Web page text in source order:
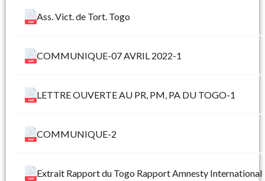
Ass. Vict. de Tort. Togo
COMMUNIQUE-07 AVRIL 2022-1
LETTRE OUVERTE AU PR, PM, PA DU TOGO-1
COMMUNIQUE-2
Extrait Rapport du Togo Rapport Amnesty International